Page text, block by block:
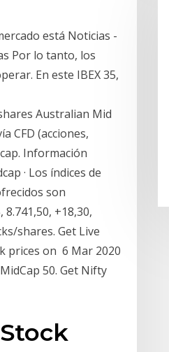
está Noticias -
Por lo tanto, los
En este IBEX 35,
Australian Mid
CFD (acciones,
Información
· Los índices de
son
+18,30,
shares. Get Live
prices on 6 Mar 2020
50. Get Nifty